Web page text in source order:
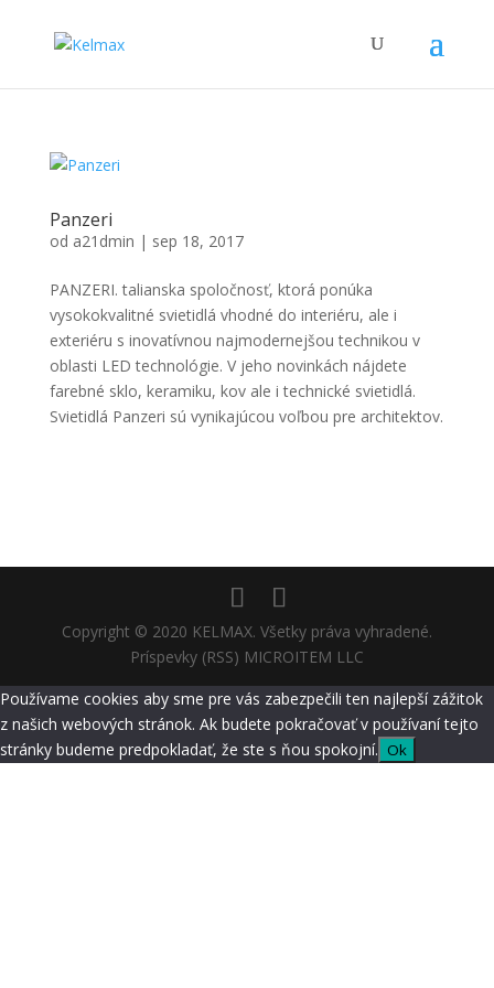
Panzeri
od a21dmin | sep 18, 2017
PANZERI. talianska spoločnosť, ktorá ponúka
vysokokvalitné svietidlá vhodné do interiéru, ale i
exteriéru s inovatívnou najmodernejšou technikou v
oblasti LED technológie. V jeho novinkách nájdete
farebné sklo, keramiku, kov ale i technické svietidlá.
Svietidlá Panzeri sú vynikajúcou voľbou pre architektov.
Copyright © 2020 KELMAX. Všetky práva vyhradené.
Príspevky (RSS) MICROITEM LLC
Používame cookies aby sme pre vás zabezpečili ten najlepší zážitok
z našich webových stránok. Ak budete pokračovať v používaní tejto
stránky budeme predpokladať, že ste s ňou spokojní. Ok